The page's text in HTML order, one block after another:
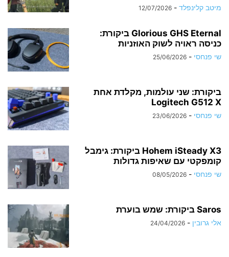
מיטב קלינפלד -
12/07/2026
Glorious GHS Eternal ביקורת:
כניסה ראויה לשוק האוזניות
שי פנחסי -
25/06/2026
ביקורת: שני עולמות, מקלדת אחת
Logitech G512 X
שי פנחסי -
23/06/2026
Hohem iSteady X3 ביקורת: גימבל
קומפקטי עם שאיפות גדולות
שי פנחסי -
08/05/2026
Saros ביקורת: שמש בוערת
אלי גרובין -
24/04/2026